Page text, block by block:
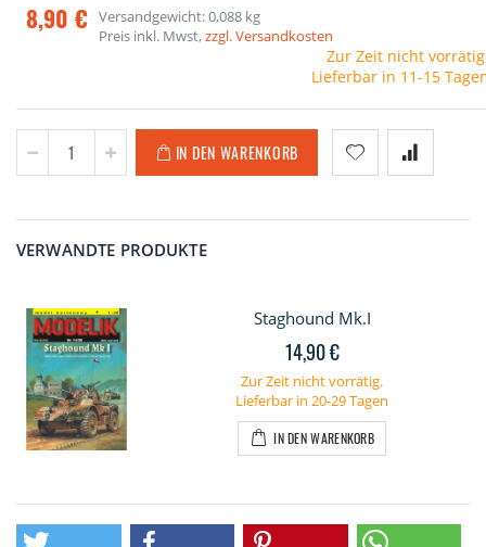
8,90 € Versandgewicht: 0,088 kg
Preis inkl. Mwst,zzgl. Versandkosten
Zur Zeit nicht
Lieferbar in 11-15
IN DEN WARENKORB
VERWANDTE PRODUKTE
Staghound Mk.I
14,90 €
Zur Zeit nicht vorrätig.
Lieferbar in 20-29 Tagen
IN DEN WARENKORB